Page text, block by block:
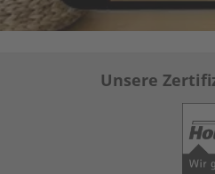
Unsere